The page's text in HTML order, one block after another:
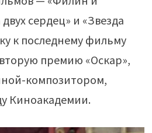
сердец» и «Звезда
к последнему фильму
премию «Оскар»,
композитором,
Киноакадемии.